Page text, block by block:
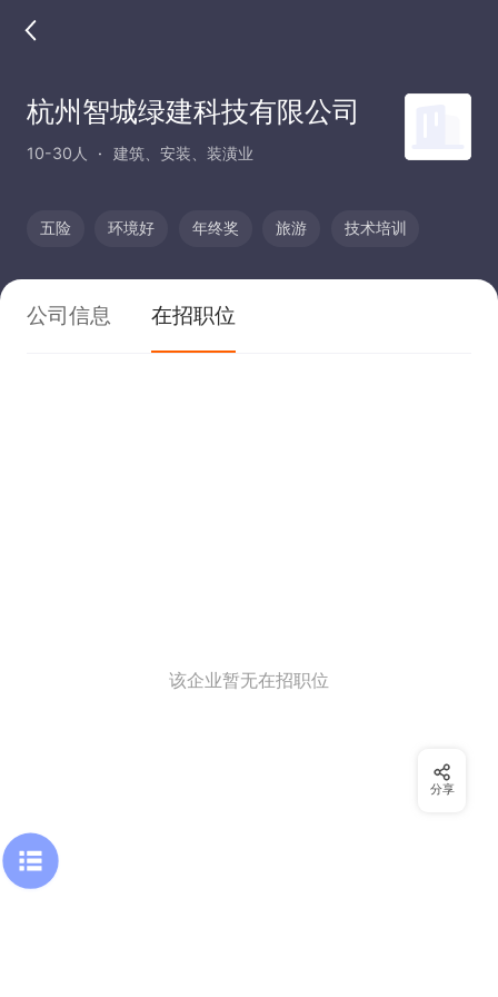
杭州智城绿建科技有限公司
10-30人 建筑、安装、装潢业
五险 环境好 年终奖 旅游 技术培训
公司信息 在招职位
该企业暂无在招职位
分享